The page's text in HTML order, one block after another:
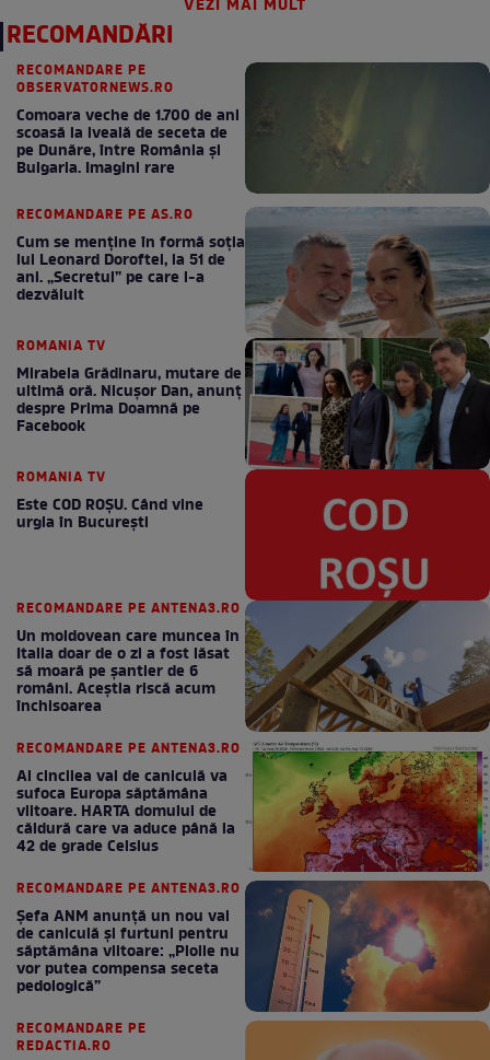
VEZI MAI MULT
RECOMANDĂRI
RECOMANDARE PE
OBSERVATORNEWS.RO
Comoara veche de 1.700 de ani
scoasă la iveală de seceta de
pe Dunăre, între România şi
Bulgaria. Imagini rare
RECOMANDARE PE AS.RO
Cum se menţine în formă soţia
lui Leonard Doroftei, la 51 de
ani. „Secretul” pe care l-a
dezvăluit
ROMANIA TV
Mirabela Grădinaru, mutare de
ultimă oră. Nicuşor Dan, anunţ
despre Prima Doamnă pe
Facebook
ROMANIA TV
Este COD ROŞU. Când vine
urgia în Bucureşti
RECOMANDARE PE ANTENA3.RO
Un moldovean care muncea în
Italia doar de o zi a fost lăsat
să moară pe şantier de 6
români. Aceștia riscă acum
închisoarea
RECOMANDARE PE ANTENA3.RO
Al cincilea val de caniculă va
sufoca Europa săptămâna
viitoare. HARTA domului de
căldură care va aduce până la
42 de grade Celsius
RECOMANDARE PE ANTENA3.RO
Șefa ANM anunță un nou val
de caniculă și furtuni pentru
săptămâna viitoare: „Ploile nu
vor putea compensa seceta
pedologică”
RECOMANDARE PE
REDACTIA.RO